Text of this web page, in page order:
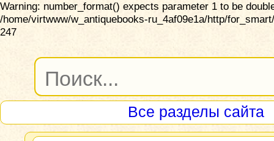
Warning: number_format() expects parameter 1 to be
/home/virtwww/w_antiquebooks-ru_4af09e1a/http/
247
Все разделы сайта